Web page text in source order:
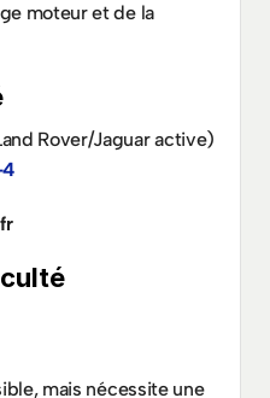
moteur et de la
Rover/Jaguar active)
mais nécessite une